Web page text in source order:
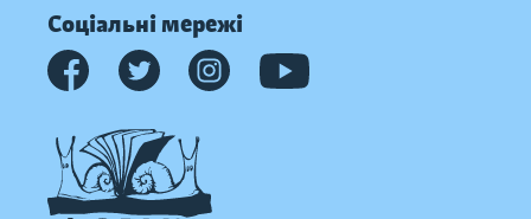
Соціальні мережі